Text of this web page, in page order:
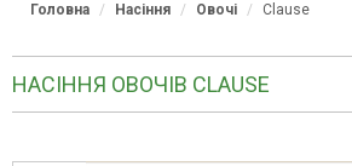
Головна Насіння Овочі Clause
НАСІННЯ ОВОЧІВ CLAUSE